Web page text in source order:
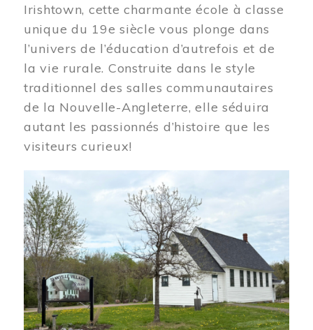
Irishtown, cette charmante école à classe
unique du 19e siècle vous plonge dans
l’univers de l’éducation d’autrefois et de
la vie rurale. Construite dans le style
traditionnel des salles communautaires
de la Nouvelle-Angleterre, elle séduira
autant les passionnés d’histoire que les
visiteurs curieux!
Image